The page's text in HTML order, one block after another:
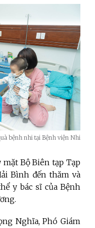
bệnh nhi tại Bệnh viện Nhi
mặt Bộ Biên tạp Tạp
Bình đến thăm và
y bác sĩ của Bệnh
Nghĩa, Phó Giám